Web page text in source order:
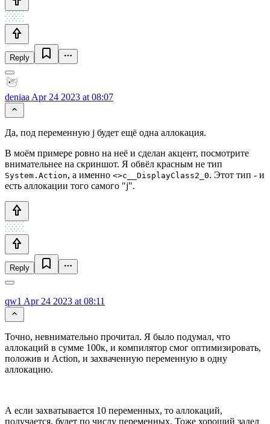
Reply
deniaa Apr 24 2023 at 08:07
Да, под переменную j будет ещё одна аллокация.
В моём примере ровно на неё и сделан акцент, посмотрите
внимательнее на скриншот. Я обвёл красным не тип
System.Action, а именно <>c__DisplayClass2_0. Этот тип - и
есть аллокации того самого "j".
Reply
qw1 Apr 24 2023 at 08:11
Точно, невнимательно прочитал. Я было подумал, что
аллокаций в сумме 100к, и компилятор смог оптимизировать,
положив и Action, и захваченную переменную в одну
аллокацию.
А если захватывается 10 переменных, то аллокаций,
получается, будет по числу переменных. Тоже хороший задел